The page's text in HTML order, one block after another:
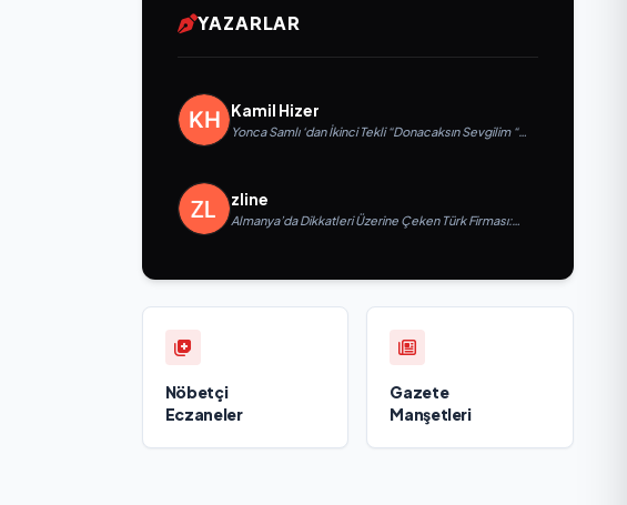
YAZARLAR
Kamil Hizer
Yonca Samlı ‘dan İkinci Tekli “Donacaksın Sevgilim “
zline
Almanya’da Dikkatleri Üzerine Çeken Türk Firması:
Nöbetçi
Eczaneler
Gazete
Manşetleri